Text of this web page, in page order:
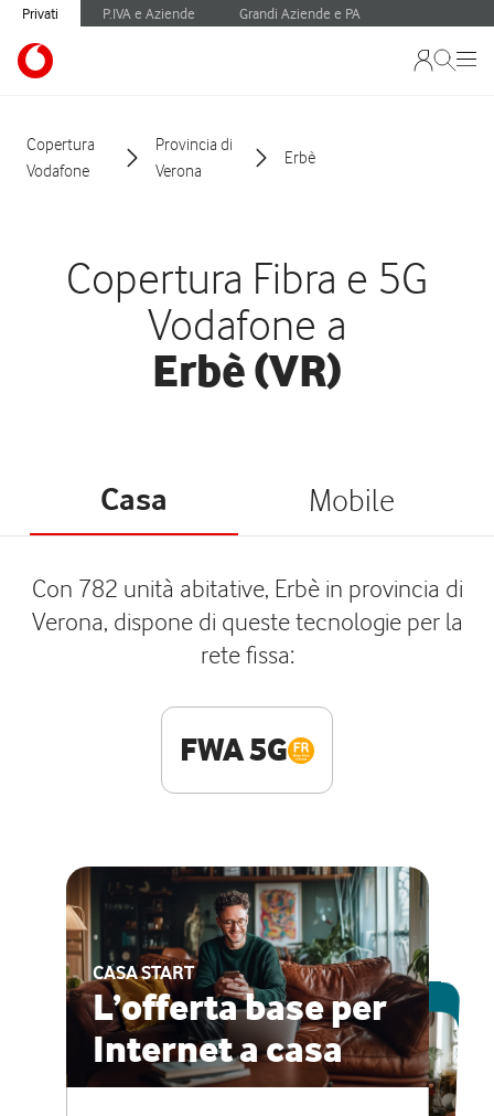
Privati P.IVA e Aziende Grandi Aziende e PA
Copertura
Vodafone
Provincia di
Verona
Erbè
Copertura Fibra e 5G
Vodafone a
Erbè (VR)
Casa Mobile
Con 782 unità abitative, Erbè in provincia di
Verona, dispone di queste tecnologie per la
rete fissa:
FWA 5G
CASA START
L’offerta base per
Internet a casa
ESCLUSIVA ONLINE
CASA PRO